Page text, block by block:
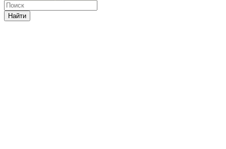
Найти